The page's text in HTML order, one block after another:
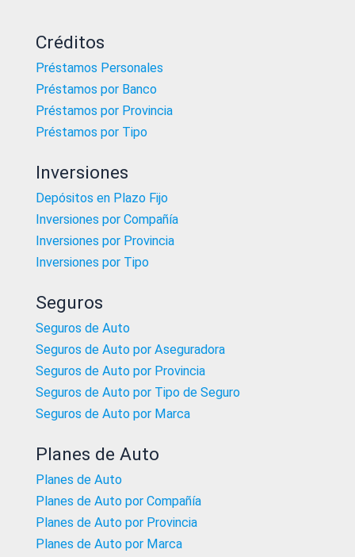
Créditos
Préstamos Personales
Préstamos por Banco
Préstamos por Provincia
Préstamos por Tipo
Inversiones
Depósitos en Plazo Fijo
Inversiones por Compañía
Inversiones por Provincia
Inversiones por Tipo
Seguros
Seguros de Auto
Seguros de Auto por Aseguradora
Seguros de Auto por Provincia
Seguros de Auto por Tipo de Seguro
Seguros de Auto por Marca
Planes de Auto
Planes de Auto
Planes de Auto por Compañía
Planes de Auto por Provincia
Planes de Auto por Marca